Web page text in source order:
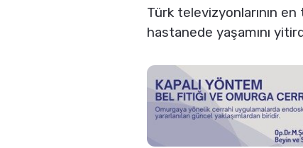
Türk televizyonlarının
hastanede yaşamını